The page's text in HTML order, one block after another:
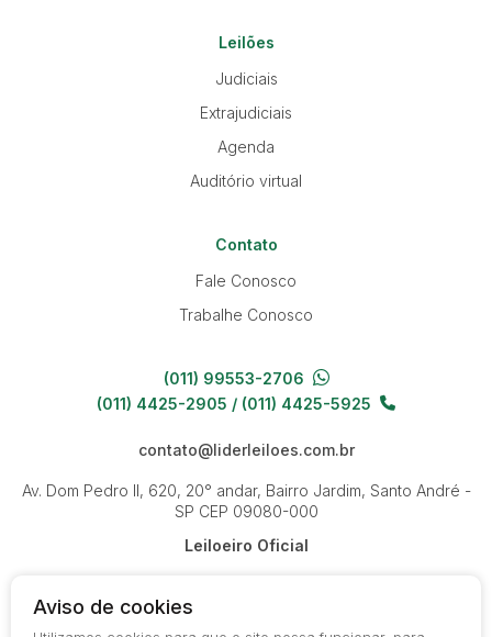
Leilões
Judiciais
Extrajudiciais
Agenda
Auditório virtual
Contato
Fale Conosco
Trabalhe Conosco
(011) 99553-2706
(011) 4425-2905 / (011) 4425-5925
contato@liderleiloes.com.br
Av. Dom Pedro II, 620, 20° andar, Bairro Jardim, Santo André -
SP CEP 09080-000
Leiloeiro Oficial
Aviso de cookies